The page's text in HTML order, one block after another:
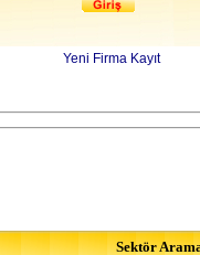
Yeni Firma Kayıt
Sektör